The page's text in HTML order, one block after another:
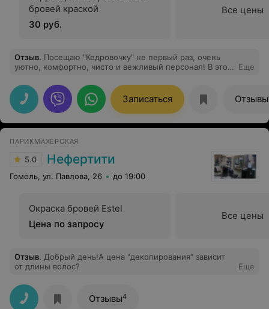
бровей краской
30 руб.
Все цены
Отзыв. Посещаю "Кедровочку" не первый раз, очень
уютно, комфортно, чисто и вежливый персонал! В этот
инфракрасная сауна, массаж. Огромное спасибо за
прекрасное настроение и великолепный отдых
Рекомендую всем!
Еще
Записаться Отзывы
ПАРИКМАХЕРСКАЯ
5.0 Нефертити
Гомель, ул. Павлова, 26 до 19:00
Окраска бровей Estel
Цена по запросу
Все цены
Отзыв. Добрый день!А цена "декопирования" зависит
от длины волос?
Еще
Отзывы4